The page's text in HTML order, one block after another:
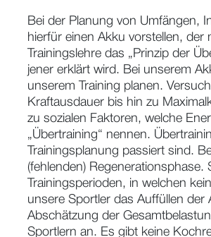
Bei der Planung von Umfängen,
hierfür einen Akku vorstellen,
Trainingslehre das „Prinzip der
jener erklärt wird. Bei unserem
unserem Training planen.
Kraftausdauer bis hin zu
zu sozialen Faktoren, welche
„Übertraining“ nennen.
Trainingsplanung passiert sind.
(fehlenden)
Trainingsperioden, in welchen
unsere Sportler das Auffüllen
Abschätzung der
Sportlern an. Es gibt keine